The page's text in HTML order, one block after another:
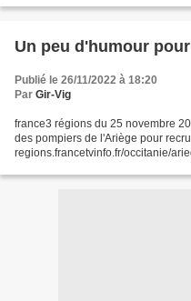
Un peu d'humour
Publié le 26/11/2022 à 18:20
Par Gir-Vig
france3 régions du 25 novembre
des pompiers de l'Ariège pour
regions.francetvinfo.fr/occitanie/